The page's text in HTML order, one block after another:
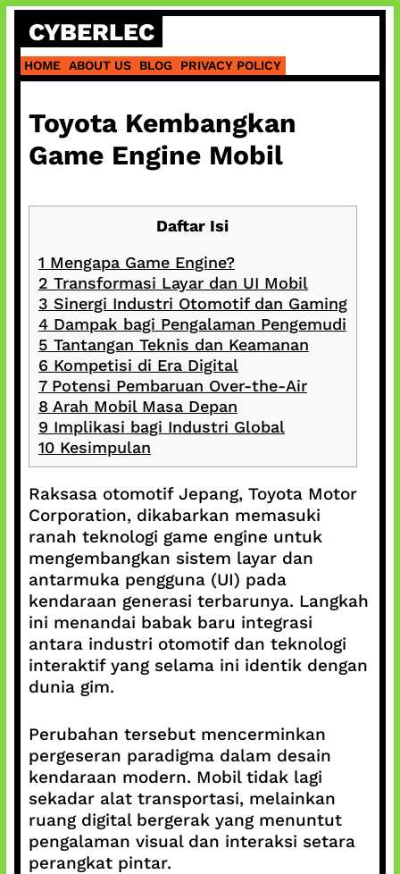
Skip
content
CYBERLEC
HOME ABOUT US BLOG PRIVACY POLICY
Toyota Kembangkan
Game Engine Mobil
Daftar Isi
1 Mengapa Game Engine?
2 Transformasi Layar dan UI Mobil
3 Sinergi Industri Otomotif dan Gaming
4Dampak bagi Pengalaman Pengemudi
5 Tantangan Teknis dan Keamanan
6 Kompetisi di Era Digital
7Potensi Pembaruan Over-the-Air
8 Arah Mobil Masa Depan
9 Implikasi bagi Industri Global
10Kesimpulan
Raksasa otomotif Jepang, Toyota Motor
Corporation, dikabarkan memasuki
ranah teknologi game engine untuk
mengembangkan sistem layar dan
antarmuka pengguna (UI) pada
kendaraan generasi terbarunya. Langkah
ini menandai babak baru integrasi
antara industri otomotif dan teknologi
interaktif yang selama ini identik dengan
dunia gim.
Perubahan tersebut mencerminkan
pergeseran paradigma dalam desain
kendaraan modern. Mobil tidak lagi
sekadar alat transportasi, melainkan
ruang digital bergerak yang menuntut
pengalaman visual dan interaksi setara
perangkat pintar.